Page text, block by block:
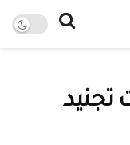
تجنيد